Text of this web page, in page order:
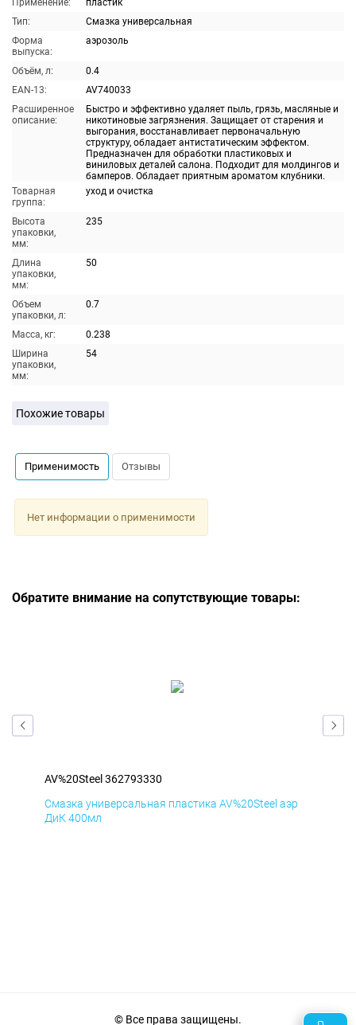
Применение:
пластик
Тип:
Смазка универсальная
Форма
выпуска:
аэрозоль
Объём, л:
0.4
EAN-13:
AV740033
Расширенное
описание:
Быстро и эффективно удаляет пыль, грязь, масляные и
никотиновые загрязнения. Защищает от старения и
выгорания, восстанавливает первоначальную
структуру, обладает антистатическим эффектом.
Предназначен для обработки пластиковых и
виниловых деталей салона. Подходит для молдингов и
бамперов. Обладает приятным ароматом клубники.
Товарная
группа:
уход и очистка
Высота
упаковки,
мм:
235
Длина
упаковки,
мм:
50
Объем
упаковки, л:
0.7
Масса, кг:
0.238
Ширина
упаковки,
мм:
54
Похожие товары
Применимость Отзывы
Нет информации о применимости
Обратите внимание на сопутствующие товары:
AV%20Steel 362793330
Смазка универсальная пластика AV%20Steel аэр
ДиК 400мл
© Все права защищены.